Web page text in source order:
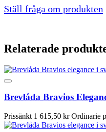
Ställ fråga om produkten
Relaterade
Brevlåda Bravios
Prissänkt 1 615,50 kr Ordinarie